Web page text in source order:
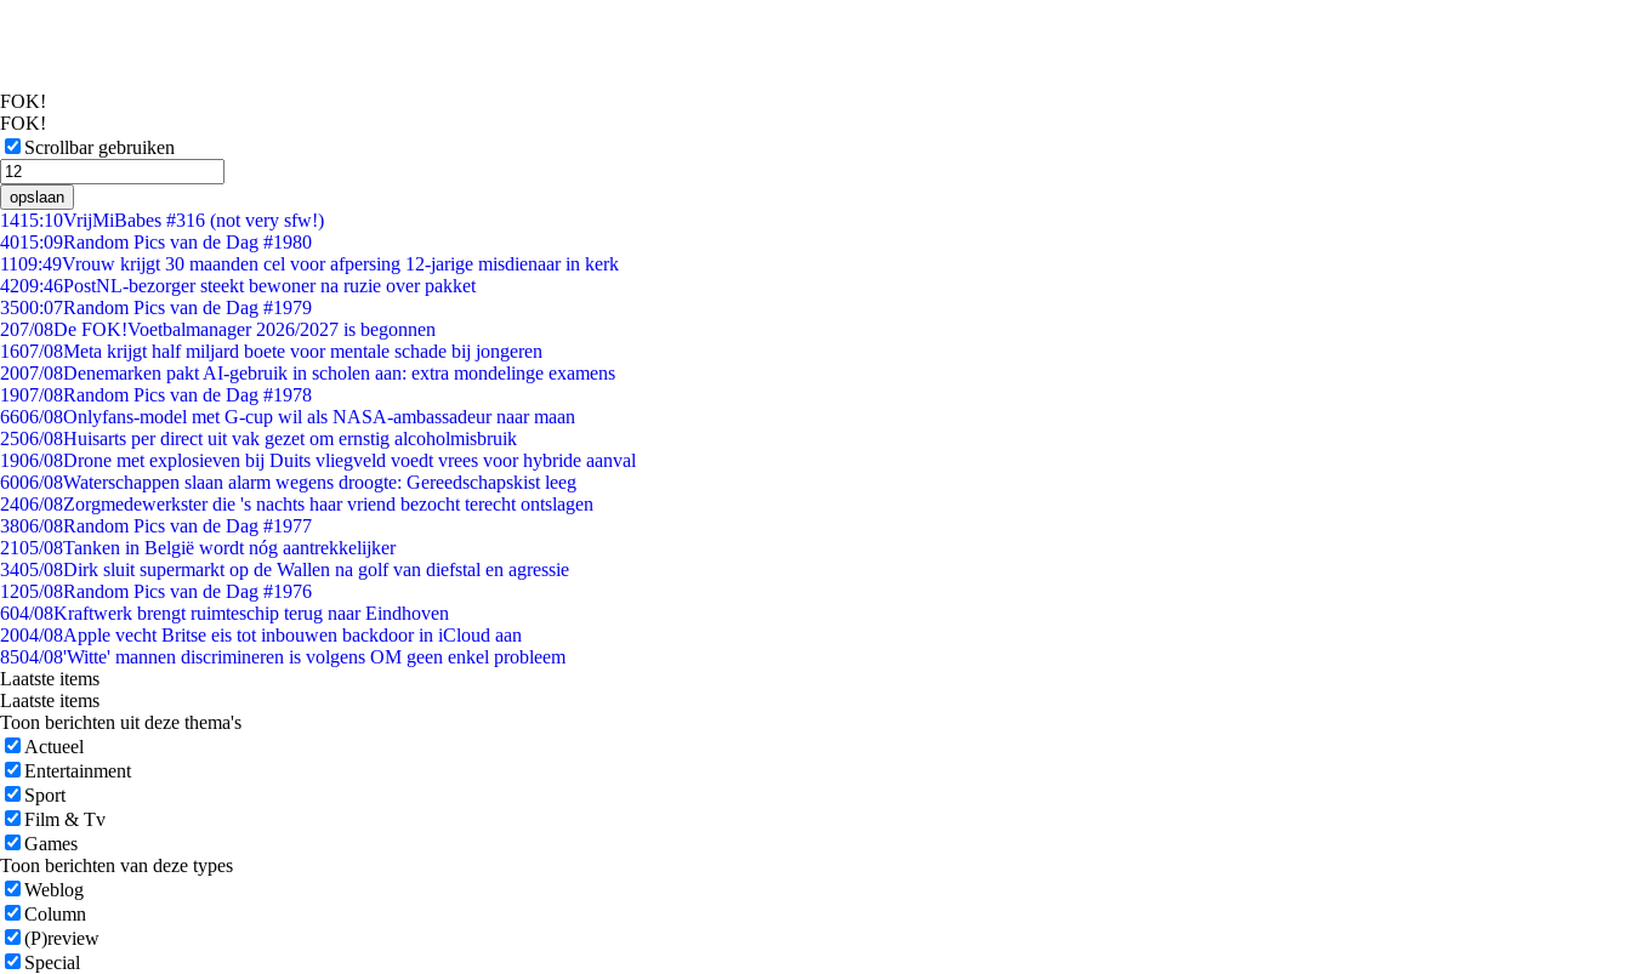
FOK!
FOK!
Scrollbar gebruiken
opslaan
1415:10VrijMiBabes #316 (not very sfw!)
4015:09Random Pics van de Dag #1980
1109:49Vrouw krijgt 30 maanden cel voor afpersing 12-jarige misdienaar in kerk
4209:46PostNL-bezorger steekt bewoner na ruzie over pakket
3500:07Random Pics van de Dag #1979
207/08De FOK!Voetbalmanager 2026/2027 is begonnen
1607/08Meta krijgt half miljard boete voor mentale schade bij jongeren
2007/08Denemarken pakt AI-gebruik in scholen aan: extra mondelinge examens
1907/08Random Pics van de Dag #1978
6606/08Onlyfans-model met G-cup wil als NASA-ambassadeur naar maan
2506/08Huisarts per direct uit vak gezet om ernstig alcoholmisbruik
1906/08Drone met explosieven bij Duits vliegveld voedt vrees voor hybride aanval
6006/08Waterschappen slaan alarm wegens droogte: Gereedschapskist leeg
2406/08Zorgmedewerkster die 's nachts haar vriend bezocht terecht ontslagen
3806/08Random Pics van de Dag #1977
2105/08Tanken in België wordt nóg aantrekkelijker
3405/08Dirk sluit supermarkt op de Wallen na golf van diefstal en agressie
1205/08Random Pics van de Dag #1976
604/08Kraftwerk brengt ruimteschip terug naar Eindhoven
2004/08Apple vecht Britse eis tot inbouwen backdoor in iCloud aan
8504/08'Witte' mannen discrimineren is volgens OM geen enkel probleem
Laatste items
Laatste items
Toon berichten uit deze thema's
Actueel
Entertainment
Sport
Film & Tv
Games
Toon berichten van deze types
Weblog
Column
(P)review
Special